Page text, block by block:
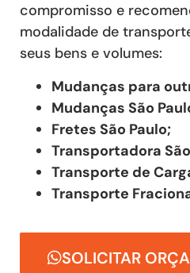
compromisso e
modalidade de
seus bens e volumes:
Mudanças para
Mudanças São
Fretes São Paulo;
Transportadora
Transporte de
Transporte
SOLICITAR